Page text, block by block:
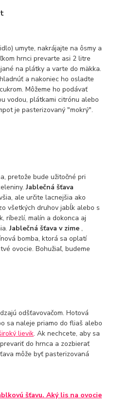
umyte, nakrájajte na ôsmy a
hrnci prevarte asi 2 litre
na plátky a varte do mäkka.
a nakoniec ho osladte
Môžeme ho podávať
vodou, plátkami citrónu alebo
je pasterizovaný "mokrý".
pretože bude užitočné pri
Jablečná šťava
ale určite lacnejšia ako
všetkých druhov jabĺk alebo s
ríbezlí, malín a dokonca aj
Jablečná šťava v zime,
bomba, ktorá sa oplatí
ovocie. Bohužiaľ, budeme
odšťavovačom. Hotová
sa naleje priamo do fliaš alebo
lievik. Ak nechcete, aby sa
do hrnca a zozbierať
môže byť pasterizovaná
šťavu. Aký lis na ovocie